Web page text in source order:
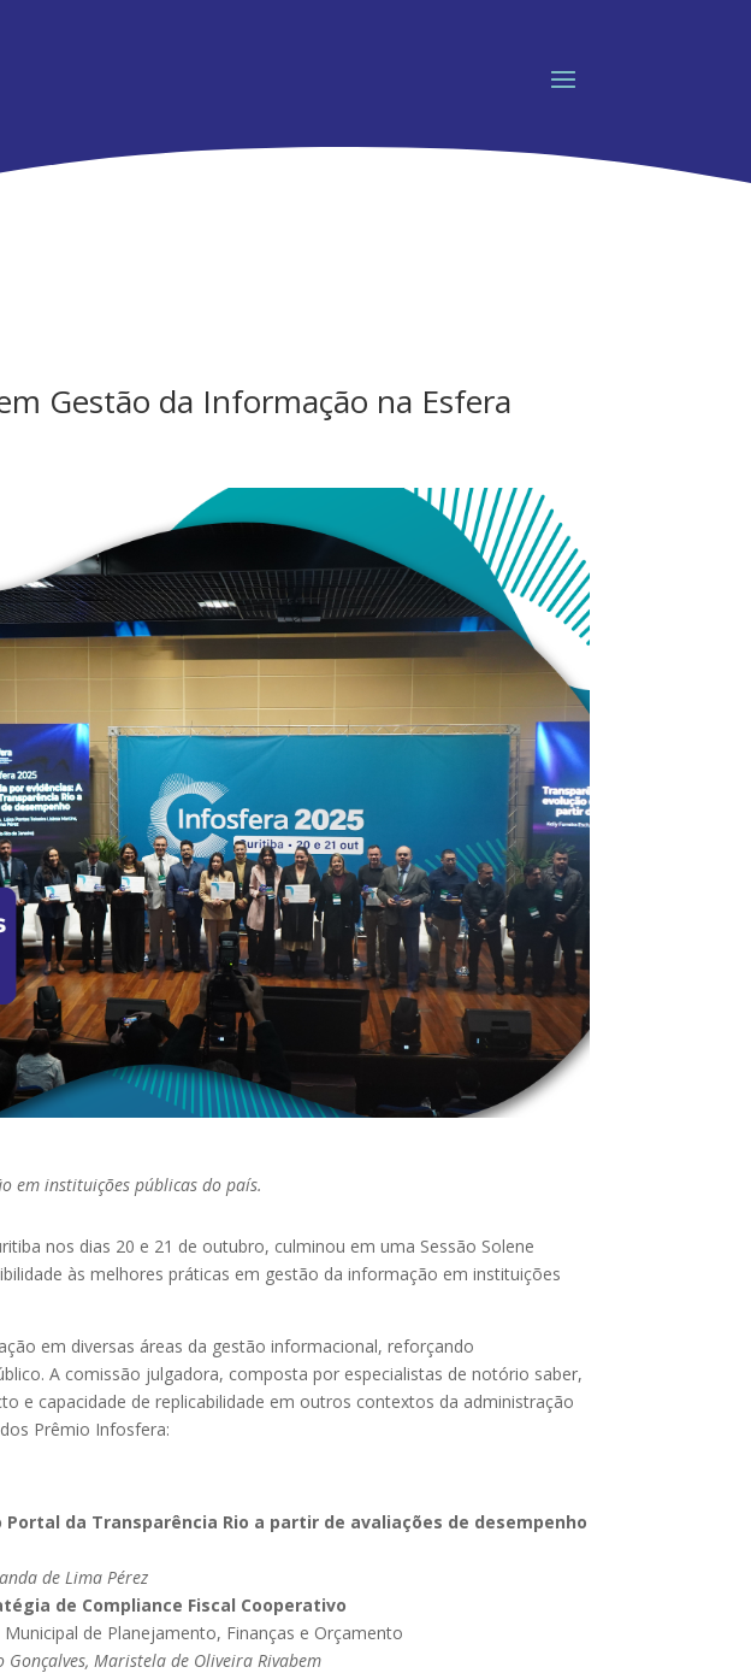
Gestão da Informação na Esfera
em instituições públicas do país.
nos dias 20 e 21 de outubro, culminou em uma Sessão Solene
às melhores práticas em gestão da informação em instituições
em diversas áreas da gestão informacional, reforçando
A comissão julgadora, composta por especialistas de notório saber,
e capacidade de replicabilidade em outros contextos da administração
Prêmio Infosfera:
da Transparência Rio a partir de avaliações de desempenho
de Lima Pérez
de Compliance Fiscal Cooperativo
de Planejamento, Finanças e Orçamento
Maristela de Oliveira Rivabem